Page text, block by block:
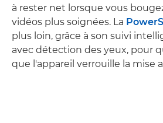
à rester net lorsque vous
vidéos plus soignées. La
plus loin, grâce à son suivi
avec détection des yeux, pour
que l'appareil verrouille la mise